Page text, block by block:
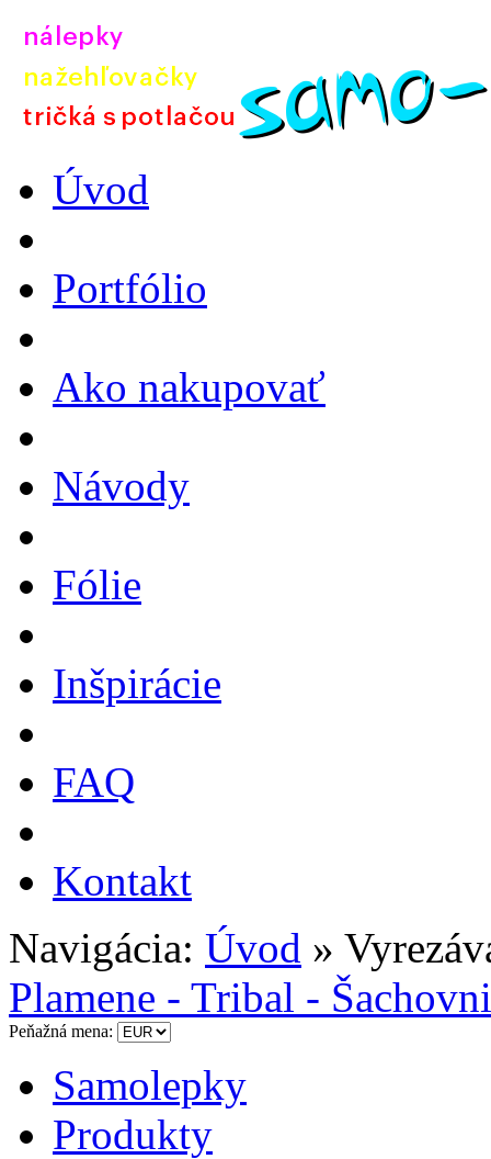
Úvod
Portfólio
Ako nakupovať
Návody
Fólie
Inšpirácie
FAQ
Kontakt
Navigácia: Úvod »
Plamene - Tribal -
Peňažná mena:
Samolepky
Produkty